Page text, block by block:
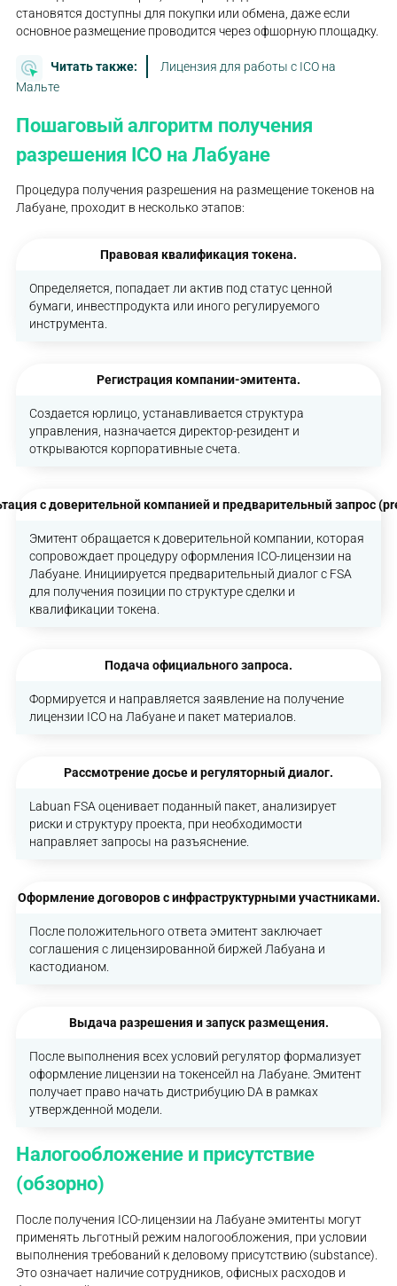
становятся доступны для покупки или обмена, даже если
основное размещение проводится через офшорную площадку.
Читать также:
Лицензия для работы с ICO на
Мальте
Пошаговый алгоритм получения
разрешения ICO на Лабуане
Процедура получения разрешения на размещение токенов на
Лабуане, проходит в несколько этапов:
Правовая квалификация токена.
Определяется, попадает ли актив под статус ценной
бумаги, инвестпродукта или иного регулируемого
инструмента.
Регистрация компании-эмитента.
Создается юрлицо, устанавливается структура
управления, назначается директор-резидент и
открываются корпоративные счета.
с доверительной компанией и предварительный запрос
Эмитент обращается к доверительной компании, которая
сопровождает процедуру оформления ICO-лицензии на
Лабуане. Инициируется предварительный диалог с FSA
для получения позиции по структуре сделки и
квалификации токена.
Подача официального запроса.
Формируется и направляется заявление на получение
лицензии ICO на Лабуане и пакет материалов.
Рассмотрение досье и регуляторный диалог.
Labuan FSA оценивает поданный пакет, анализирует
риски и структуру проекта, при необходимости
направляет запросы на разъяснение.
Оформление договоров с инфраструктурными участниками.
После положительного ответа эмитент заключает
соглашения с лицензированной биржей Лабуана и
кастодианом.
Выдача разрешения и запуск размещения.
После выполнения всех условий регулятор формализует
оформление лицензии на токенсейл на Лабуане. Эмитент
получает право начать дистрибуцию DA в рамках
утвержденной модели.
Налогообложение и присутствие
(обзорно)
После получения ICO-лицензии на Лабуане эмитенты могут
применять льготный режим налогообложения, при условии
выполнения требований к деловому присутствию (substance).
Это означает наличие сотрудников, офисных расходов и